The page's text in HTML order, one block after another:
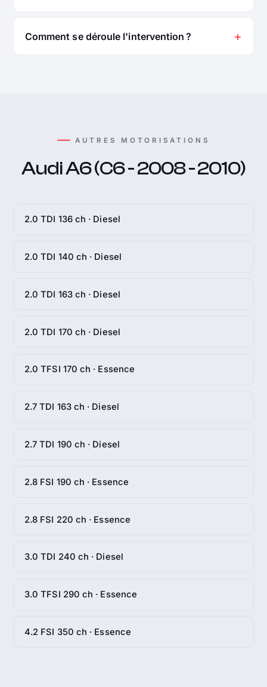
Comment se déroule l'intervention ?
AUTRES MOTORISATIONS
Audi A6 (C6 - 2008 - 2010)
2.0 TDI 136 ch · Diesel
2.0 TDI 140 ch · Diesel
2.0 TDI 163 ch · Diesel
2.0 TDI 170 ch · Diesel
2.0 TFSI 170 ch · Essence
2.7 TDI 163 ch · Diesel
2.7 TDI 190 ch · Diesel
2.8 FSI 190 ch · Essence
2.8 FSI 220 ch · Essence
3.0 TDI 240 ch · Diesel
3.0 TFSI 290 ch · Essence
4.2 FSI 350 ch · Essence